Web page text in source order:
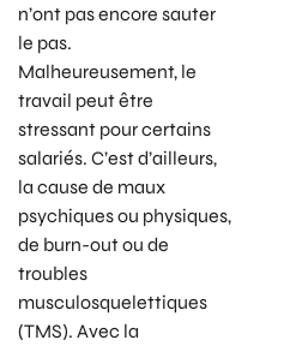
n’ont pas encore sauter
le pas.
Malheureusement, le
travail peut être
stressant pour certains
salariés. C’est d’ailleurs,
la cause de maux
psychiques ou physiques,
de burn-out ou de
troubles
musculosquelettiques
(TMS). Avec la